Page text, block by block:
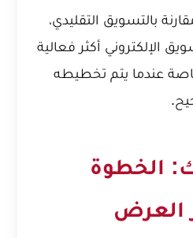
بالتسويق التقليدي،
الإلكتروني أكثر فعالية
عندما يتم تخطيطه
الخطوة
العرض